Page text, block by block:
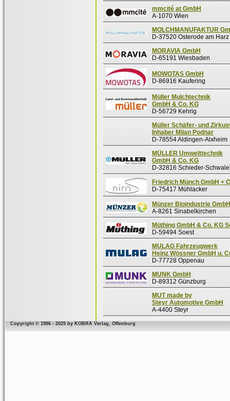
mmcité at GmbH
A-1070 Wien
MOLCHMANUFAKTUR
D-37520 Osterode am Harz
MORAVIA GmbH
D-65191 Wiesbaden
MOWOTAS GmbH
D-86916 Kaufering
Müller Mulchtechnik
GmbH & Co. KG
D-56729 Kehrig
Müller Schäfer- und
Inhaber Milan Podnar
D-78554 Aldingen-Aixheim
MÜLLER Umwelttechnik
GmbH & Co. KG
D-32816 Schieder-
Friedrich Münch GmbH +
D-75417 Mühlacker
Münzer Bioindustrie GmbH
A-8261 Sinabelkirchen
Müthing GmbH & Co. KG
D-59494 Soest
MULAG Fahrzeugwerk
Heinz Wössner GmbH u.
D-77728 Oppenau
MUNK GmbH
D-89312 Günzburg
MUT made by
Steyr Automotive GmbH
A-4400 Steyr
Copyright © 1986 - 2025 by KOBRA Verlag, Offenburg